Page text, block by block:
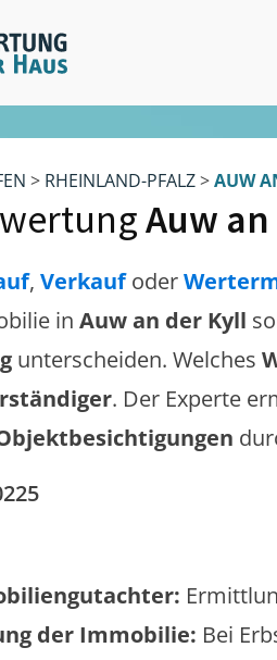
> RHEINLAND-PFALZ>AUW
Auw
, Verkaufoder
in Auw an der Kyll
unterscheiden. Welches
. Der Experte
der Immobilie: Bei